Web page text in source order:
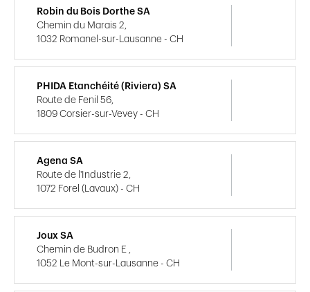
Robin du Bois Dorthe SA
Chemin du Marais 2,
1032 Romanel-sur-Lausanne - CH
PHIDA Etanchéité (Riviera) SA
Route de Fenil 56,
1809 Corsier-sur-Vevey - CH
Agena SA
Route de l'Industrie 2,
1072 Forel (Lavaux) - CH
Joux SA
Chemin de Budron E ,
1052 Le Mont-sur-Lausanne - CH